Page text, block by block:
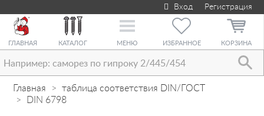
Вход Регистрация
ГЛАВНАЯ КАТАЛОГ
Toggle
МЕНЮ ИЗБРАННОЕ КОРЗИНА
Главная
таблица соответствия DIN/ГОСТ
DIN 6798